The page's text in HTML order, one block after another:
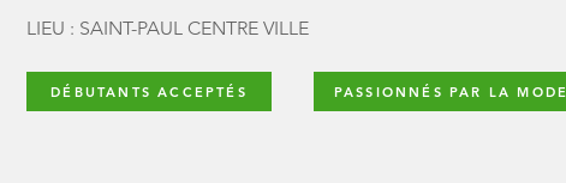
LIEU : SAINT-PAUL CENTRE VILLE
DÉBUTANTS ACCEPTÉS PASSIONNÉS PAR LA MODE